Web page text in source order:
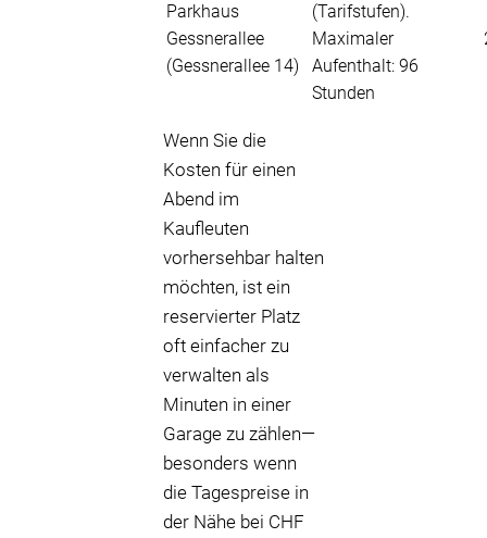
Parkhaus
Gessnerallee
(Gessnerallee 14)
(Tarifstufen).
Maximaler
Aufenthalt: 96
Stunden
Wenn Sie die
Kosten für einen
Abend im
Kaufleuten
vorhersehbar halten
möchten, ist ein
reservierter Platz
oft einfacher zu
verwalten als
Minuten in einer
Garage zu zählen—
besonders wenn
die Tagespreise in
der Nähe bei CHF